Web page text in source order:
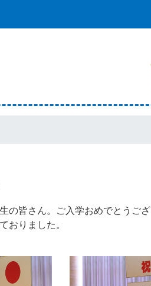
皆さん。ご入学おめでとうござ
おりました。